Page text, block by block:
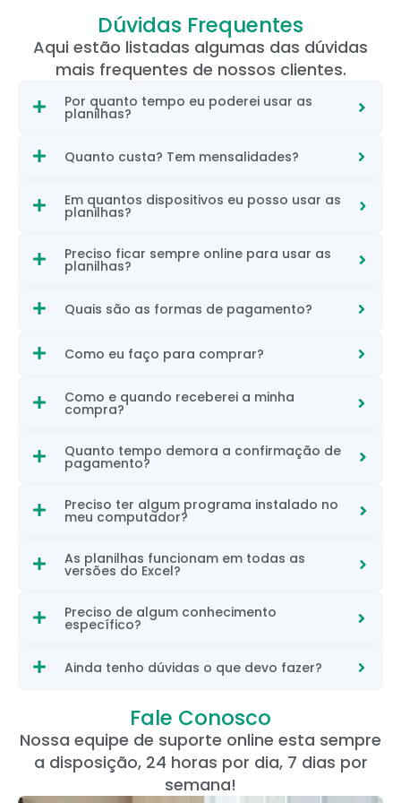
Dúvidas Frequentes
Aqui estão listadas algumas das dúvidas
mais frequentes de nossos clientes.
Por quanto tempo eu poderei usar as
planilhas?
Quanto custa? Tem mensalidades?
Em quantos dispositivos eu posso usar as
planilhas?
Preciso ficar sempre online para usar as
planilhas?
Quais são as formas de pagamento?
Como eu faço para comprar?
Como e quando receberei a minha
compra?
Quanto tempo demora a confirmação de
pagamento?
Preciso ter algum programa instalado no
meu computador?
As planilhas funcionam em todas as
versões do Excel?
Preciso de algum conhecimento
específico?
Ainda tenho dúvidas o que devo fazer?
Fale Conosco
Nossa equipe de suporte online esta sempre
a disposição, 24 horas por dia, 7 dias por
semana!